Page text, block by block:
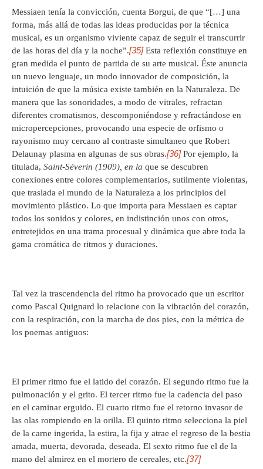
Messiaen tenía la convicción, cuenta Borgui, de que “[…] una
forma, más allá de todas las ideas producidas por la técnica
musical, es un organismo viviente capaz de seguir el transcurrir
de las horas del día y la noche”.[35]Esta reflexión constituye en
gran medida el punto de partida de su arte musical. Éste anuncia
un nuevo lenguaje, un modo innovador de composición, la
intuición de que la música existe también en la Naturaleza. De
manera que las sonoridades, a modo de vitrales, refractan
diferentes cromatismos, descomponiéndose y refractándose en
micropercepciones, provocando una especie de orfismo o
rayonismo muy cercano al contraste simultaneo que Robert
Delaunay plasma en algunas de sus obras.[36]Por ejemplo, la
titulada, Saint-Séverin (1909), en la que se descubren
conexiones entre colores complementarios, sutilmente violentas,
que traslada el mundo de la Naturaleza a los principios del
movimiento plástico. Lo que importa para Messiaen es captar
todos los sonidos y colores, en indistinción unos con otros,
entretejidos en una trama procesual y dinámica que abre toda la
gama cromática de ritmos y duraciones.
Tal vez la trascendencia del ritmo ha provocado que un escritor
como Pascal Quignard lo relacione con la vibración del corazón,
con la respiración, con la marcha de dos pies, con la métrica de
los poemas antiguos:
El primer ritmo fue el latido del corazón. El segundo ritmo fue la
pulmonación y el grito. El tercer ritmo fue la cadencia del paso
en el caminar erguido. El cuarto ritmo fue el retorno invasor de
las olas rompiendo en la orilla. El quinto ritmo selecciona la piel
de la carne ingerida, la estira, la fija y atrae el regreso de la bestia
amada, muerta, devorada, deseada. El sexto ritmo fue el de la
mano del almirez en el mortero de cereales, etc.[37]